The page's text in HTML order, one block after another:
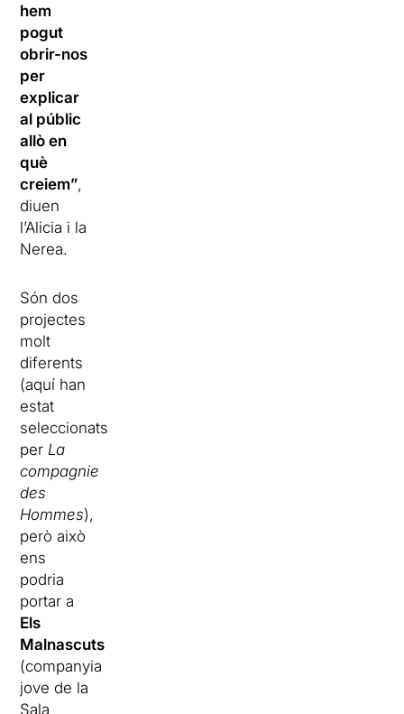
hem
pogut
obrir-nos
per
explicar
al públic
allò en
què
creiem”,
diuen
l’Alicia i la
Nerea.
Són dos
projectes
molt
diferents
(aquí han
estat
seleccionats
per La
compagnie
des
Hommes),
però això
ens
podria
portar a
Els
Malnascuts
(companyia
jove de la
Sala